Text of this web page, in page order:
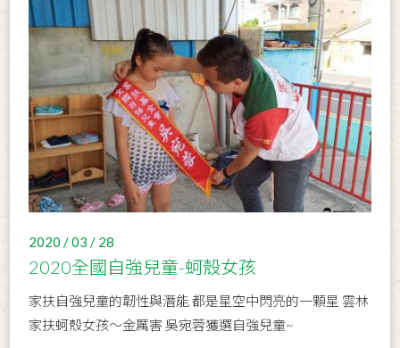
2020 / 03 / 28
2020全國自強兒童-蚵殼女孩
家扶自強兒童的韌性與潛能 都是星空中閃亮的一顆星 雲林
家扶蚵殼女孩～金厲害 吳宛蓉獲選自強兒童~